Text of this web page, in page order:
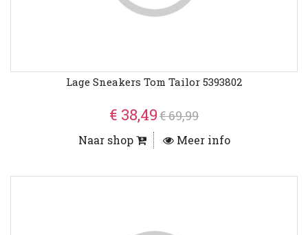
Lage Sneakers Tom Tailor 5393802
€ 38,49€ 69,99
Naar shop Meer info